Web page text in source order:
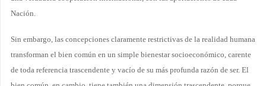
Nación.
Sin embargo, las concepciones claramente restrictivas de la realidad humana
transforman el bien común en un simple bienestar socioeconómico, carente
de toda referencia trascendente y vacío de su más profunda razón de ser. El